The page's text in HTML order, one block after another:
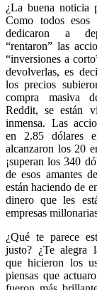
¿La buena noticia
Como todos esos
dedicaron a
“rentaron” las
“inversiones a
devolverlas, es
los precios
compra masiva
Reddit, se están
inmensa. Las
en 2.85 dólares
alcanzaron los 20
¡superan los 340
de esos amantes
están haciendo de
dinero que les
empresas
¿Qué te parece
justo? ¿Te alegra
que hicieron los
piensas que